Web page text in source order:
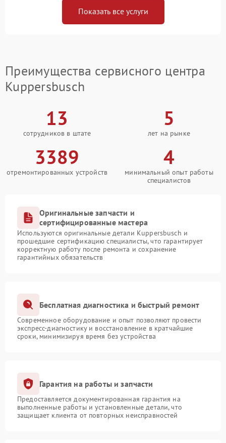
Показать все услуги
Преимущества сервисного центра
Kuppersbusch
13
сотрудников в штате
5
лет на рынке
3389
отремонтированных устройств
4
минимальный опыт работы
специалистов
Оригинальные запчасти и
сертифицированные мастера
Используются оригинальные детали Kuppersbusch и
прошедшие сертификацию специалисты, что гарантирует
корректную работу после ремонта и сохранение
гарантийных обязательств
Бесплатная диагностика и быстрый ремонт
Современное оборудование и опыт позволяют провести
экспресс-диагностику и восстановление в кратчайшие
сроки, минимизируя время без устройства
Гарантия на работы и запчасти
Предоставляется документированная гарантия на
выполненные работы и установленные детали, что
защищает клиента от повторных неисправностей